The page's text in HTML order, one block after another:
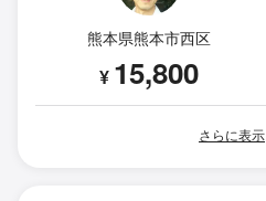
熊本県熊本市西区
¥ 15,800
さらに表示